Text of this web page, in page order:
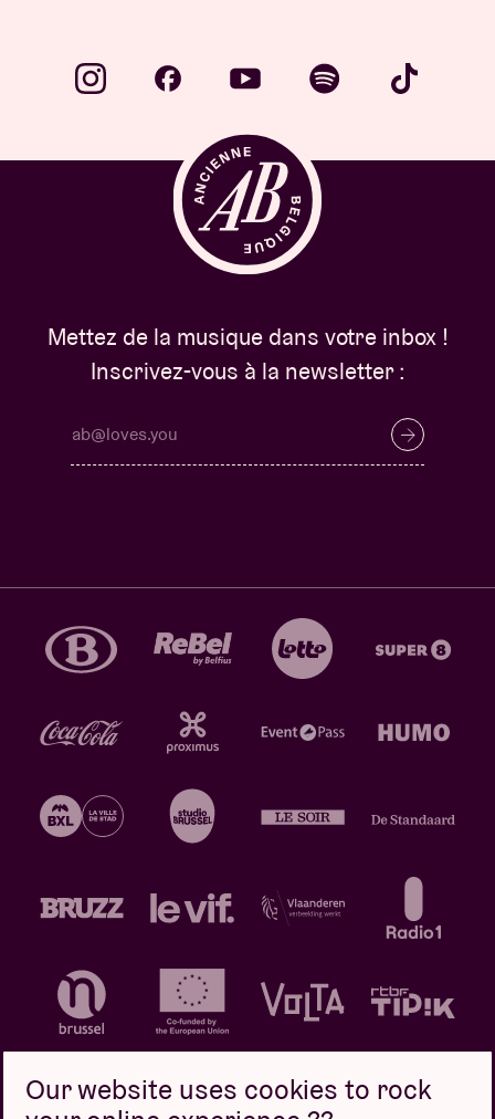
Mettez de la musique dans votre inbox !
Inscrivez-vous à la newsletter :
Our website uses cookies to rock